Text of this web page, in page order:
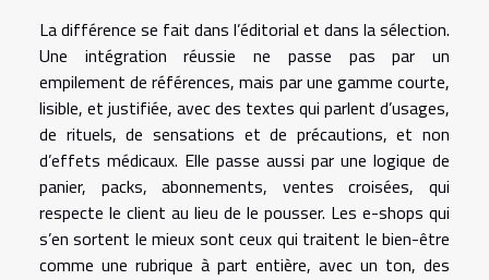
La différence se fait dans l’éditorial et dans la sélection.
Une intégration réussie ne passe pas par un
empilement de références, mais par une gamme courte,
lisible, et justifiée, avec des textes qui parlent d’usages,
de rituels, de sensations et de précautions, et non
d’effets médicaux. Elle passe aussi par une logique de
panier, packs, abonnements, ventes croisées, qui
respecte le client au lieu de le pousser. Les e-shops qui
s’en sortent le mieux sont ceux qui traitent le bien-être
comme une rubrique à part entière, avec un ton, des